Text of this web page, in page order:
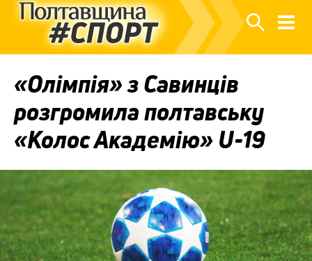
«Олімпія» з Савинців
розгромила полтавську
«Колос Академію» U-19